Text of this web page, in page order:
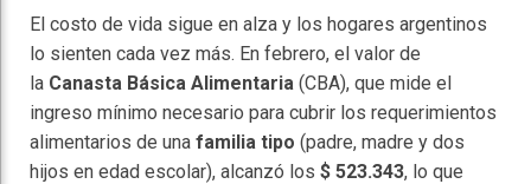
El costo de vida sigue en alza y los hogares argentinos
lo sienten cada vez más. En febrero, el valor de
la Canasta Básica Alimentaria (CBA), que mide el
ingreso mínimo necesario para cubrir los requerimientos
alimentarios de una familia tipo (padre, madre y dos
hijos en edad escolar), alcanzó los $ 523.343, lo que